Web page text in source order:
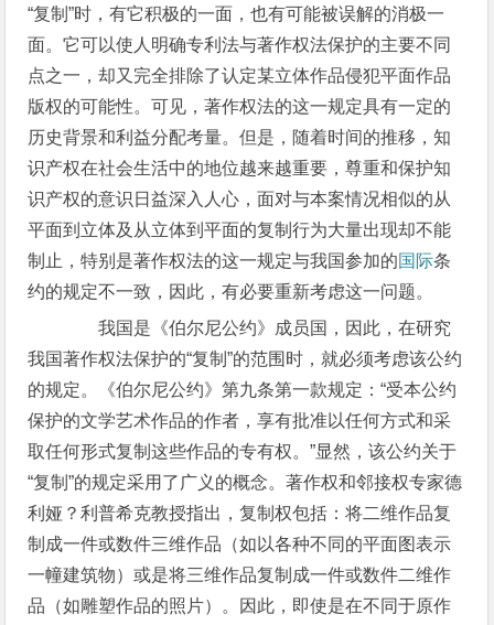
“复制”时，有它积极的一面，也有可能被误解的消极一
面。它可以使人明确专利法与著作权法保护的主要不同
点之一，却又完全排除了认定某立体作品侵犯平面作品
版权的可能性。可见，著作权法的这一规定具有一定的
历史背景和利益分配考量。但是，随着时间的推移，知
识产权在社会生活中的地位越来越重要，尊重和保护知
识产权的意识日益深入人心，面对与本案情况相似的从
平面到立体及从立体到平面的复制行为大量出现却不能
制止，特别是著作权法的这一规定与我国参加的国际条
约的规定不一致，因此，有必要重新考虑这一问题。
我国是《伯尔尼公约》成员国，因此，在研究
我国著作权法保护的“复制”的范围时，就必须考虑该公约
的规定。《伯尔尼公约》第九条第一款规定：“受本公约
保护的文学艺术作品的作者，享有批准以任何方式和采
取任何形式复制这些作品的专有权。”显然，该公约关于
“复制”的规定采用了广义的概念。著作权和邻接权专家德
利娅？利普希克教授指出，复制权包括：将二维作品复
制成一件或数件三维作品（如以各种不同的平面图表示
一幢建筑物）或是将三维作品复制成一件或数件二维作
品（如雕塑作品的照片）。因此，即使是在不同于原作